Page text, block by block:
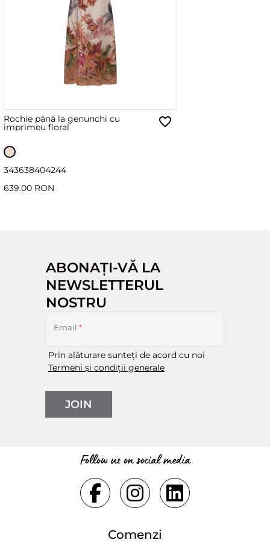
Rochie până la genunchi cu
imprimeu floral
343638404244
639.00 RON
ABONAȚI-VĂ LA
NEWSLETTERUL
NOSTRU
Email *
Prin alăturare sunteți de acord cu noi
Termeni și condiții generale
JOIN
Follow us on social media
Comenzi